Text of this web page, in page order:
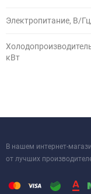
Электропитание, В/
кВт
В нашем интернет-
от лучших